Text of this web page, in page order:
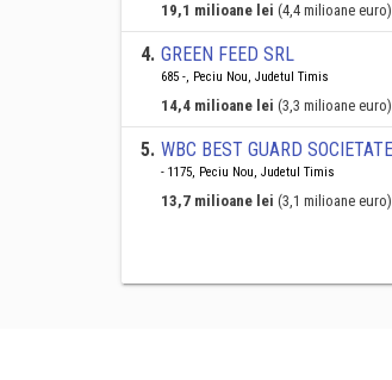
19,1 milioane lei (4,4 milioane euro)
4. GREEN FEED SRL
685 -, Peciu Nou, Judetul Timis
14,4 milioane lei (3,3 milioane euro)
5.
- 1175, Peciu Nou, Judetul Timis
13,7 milioane lei (3,1 milioane euro)